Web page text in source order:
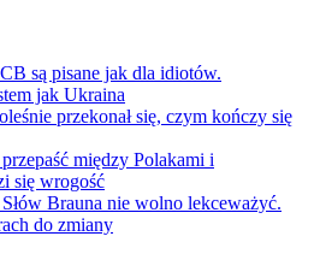
są pisane jak dla idiotów.
jak Ukraina
przekonał się, czym kończy się
między Polakami i
się wrogość
Brauna nie wolno lekceważyć.
do zmiany